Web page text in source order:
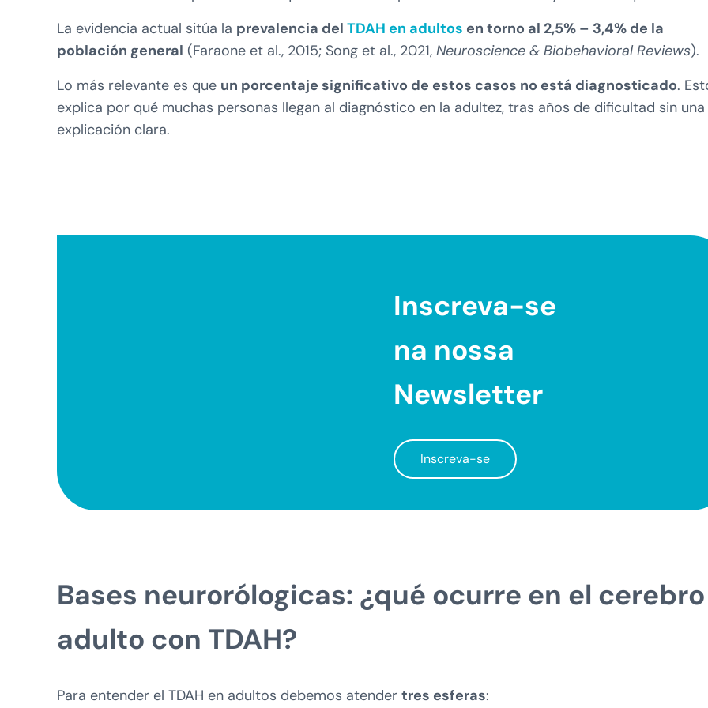
La evidencia actual sitúa la prevalencia del TDAH en adultos en torno al 2,5% – 3,4% de la
población general (Faraone et al., 2015; Song et al., 2021, Neuroscience & Biobehavioral Reviews).
Lo más relevante es que un porcentaje significativo de estos casos no está diagnosticado.
explica por qué muchas personas llegan al diagnóstico en la adultez, tras años de dificultad sin una
explicación clara.
Inscreva-se
na nossa
Newsletter
Inscreva-se
Bases neurorólogicas: ¿qué ocurre en el cerebro
adulto con TDAH?
Para entender el TDAH en adultos debemos atender tres esferas: